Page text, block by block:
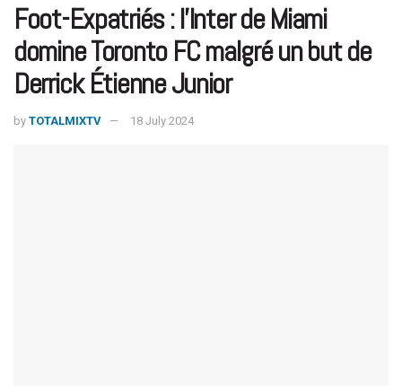
Foot-Expatriés : l’Inter de Miami
domine Toronto FC malgré un but de
Derrick Étienne Junior
by TOTALMIXTV 18 July 2024